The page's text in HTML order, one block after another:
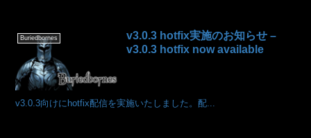
Buriedbornes
v3.0.3 hotfix実施のお知らせ –
v3.0.3 hotfix now available
v3.0.3向けにhotfix配信を実施いたしました。配...